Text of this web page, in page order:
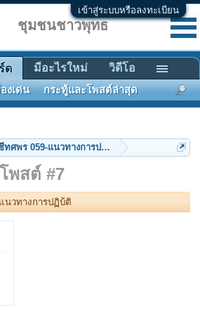
เข้าสู่ระบบหรือลงทะเบียน
ทศพร 059-แนวทางการปฏิบ้ติ
พสต์ #7
นวทางการปฏิบ้ติ
ชุมชนชาวพุทธ
ด
องเด่น กระทู้และโพสต์ล่าสุด
มีอะไรใหม่ วิดีโอ